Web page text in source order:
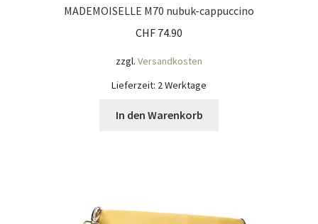
MADEMOISELLE M70 nubuk-cappuccino
CHF 74.90
zzgl. Versandkosten
Lieferzeit: 2 Werktage
In den Warenkorb